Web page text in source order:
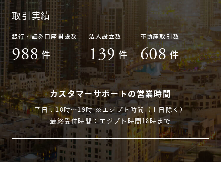
取引実績
銀行・証券口座開設数
988 件
法人設立数
139 件
不動産取引数
608 件
カスタマーサポートの営業時間
平日：10時〜19時 ※エジプト時間（土日除く）
最終受付時間：エジプト時間18時まで